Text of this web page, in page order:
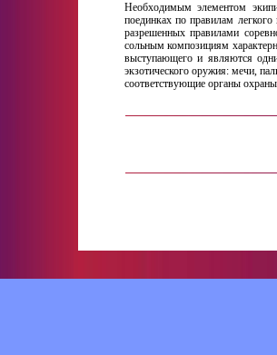
Необходимым элементом
поединках по правилам
разрешенных правилами
сольным композициям
выступающего и являются
экзотического оружия: мечи,
соответствующие органы